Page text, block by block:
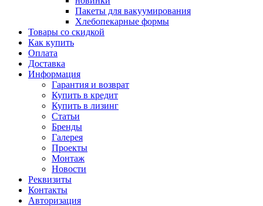
Пакеты для вакуумирования
Хлебопекарные формы
Товары со скидкой
Как купить
Оплата
Доставка
Информация
Гарантия и возврат
Купить в кредит
Купить в лизинг
Статьи
Бренды
Галерея
Проекты
Монтаж
Новости
Реквизиты
Контакты
Авторизация